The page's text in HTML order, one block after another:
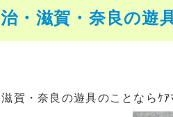
滋賀・奈良の遊
・奈良の遊具のことならｹｱ